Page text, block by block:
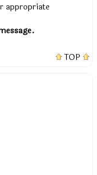
appropriate
TOP